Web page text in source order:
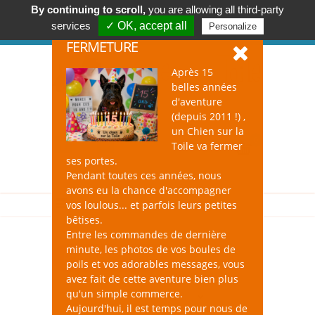
Accessoires & Design pour Chien, Chat, et Nac !
FERMETURE
Après 15
belles années
d'aventure
(depuis 2011 !) ,
un Chien sur la
Toile va fermer
ses portes.
Pendant toutes ces années, nous
avons eu la chance d'accompagner
vos loulous... et parfois leurs petites
bêtises.
Entre les commandes de dernière
minute, les photos de vos boules de
poils et vos adorables messages, vous
avez fait de cette aventure bien plus
qu'un simple commerce.
Aujourd'hui, il est temps pour nous de
Se connecter-S'inscrire
Ramasse-crottes
By continuing to scroll,you are allowing all third-party
services
✓ OK, accept all Personalize